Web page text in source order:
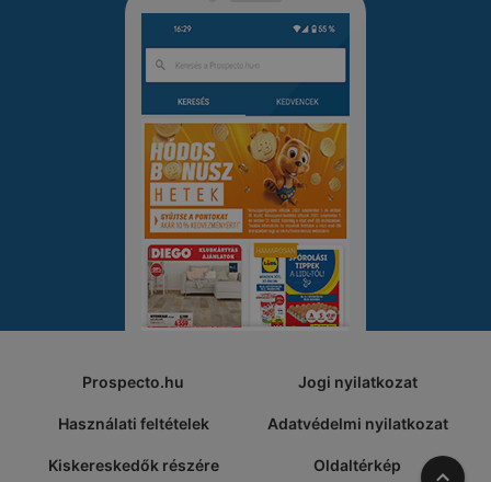
Prospecto.hu Jogi nyilatkozat
Használati feltételek Adatvédelmi nyilatkozat
Kiskereskedők részére Oldaltérkép A